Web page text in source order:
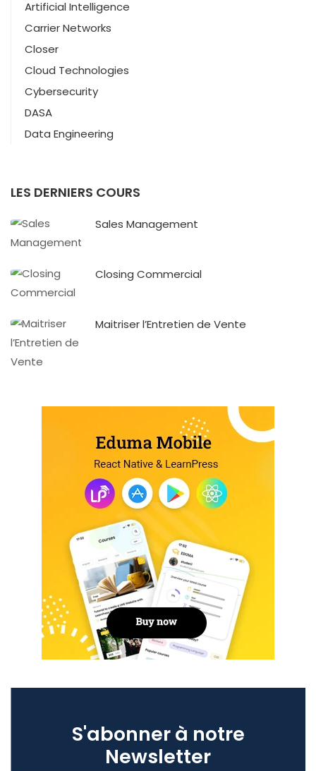
Artificial Intelligence
Carrier Networks
Closer
Cloud Technologies
Cybersecurity
DASA
Data Engineering
LES DERNIERS COURS
Sales Management
Closing Commercial
Maitriser l’Entretien de Vente
S'abonner à notre
Newsletter